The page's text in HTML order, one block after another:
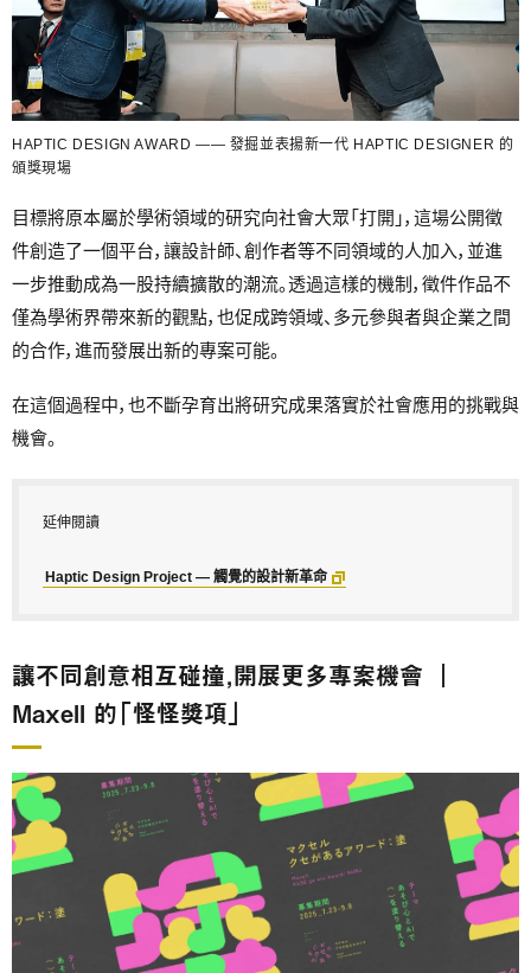
HAPTIC DESIGN AWARD —— 發掘並表揚新一代 HAPTIC DESIGNER 的
頒獎現場
目標將原本屬於學術領域的研究向社會大眾「打開」，這場公開徵
件創造了一個平台，讓設計師、創作者等不同領域的人加入，並進
一步推動成為一股持續擴散的潮流。透過這樣的機制，徵件作品不
僅為學術界帶來新的觀點，也促成跨領域、多元參與者與企業之間
的合作，進而發展出新的專案可能。
在這個過程中，也不斷孕育出將研究成果落實於社會應用的挑戰與
機會。
延伸閱讀
Haptic Design Project ― 觸覺的設計新革命
讓不同創意相互碰撞，開展更多專案機會 ｜
Maxell 的「怪怪獎項」